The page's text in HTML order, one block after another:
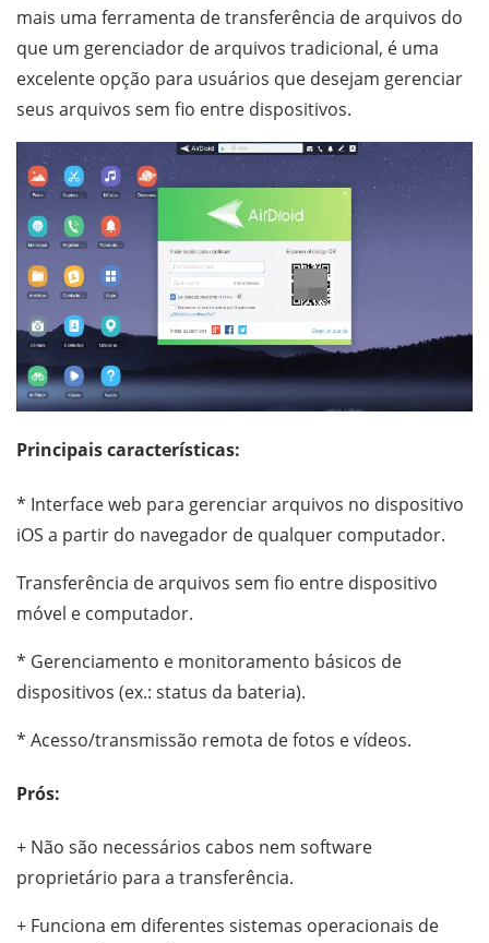
mais uma ferramenta de transferência de arquivos do
que um gerenciador de arquivos tradicional, é uma
excelente opção para usuários que desejam gerenciar
seus arquivos sem fio entre dispositivos.
Principais características:
* Interface web para gerenciar arquivos no dispositivo
iOS a partir do navegador de qualquer computador.
Transferência de arquivos sem fio entre dispositivo
móvel e computador.
* Gerenciamento e monitoramento básicos de
dispositivos (ex.: status da bateria).
* Acesso/transmissão remota de fotos e vídeos.
Prós:
+ Não são necessários cabos nem software
proprietário para a transferência.
+ Funciona em diferentes sistemas operacionais de